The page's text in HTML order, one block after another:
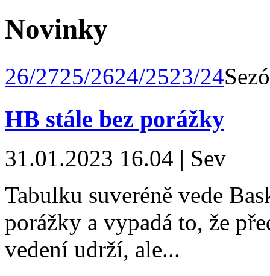
Novinky
26/2725/2624/2523/24
HB stále bez porážky
31.01.2023 16.04 | Sev
Tabulku suveréně vede
porážky a vypadá to, že
vedení udrží, ale...